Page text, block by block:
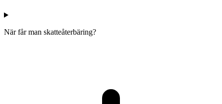
När får man skatteåterbäring?